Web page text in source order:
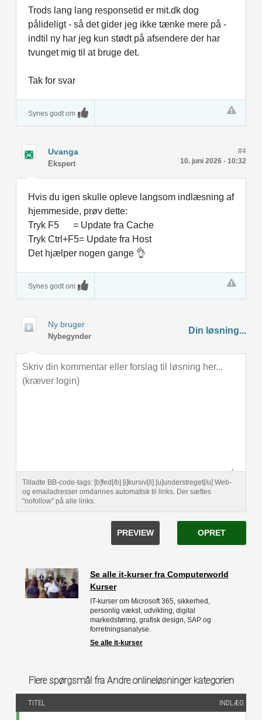
Trods lang lang responsetid er mit.dk dog
pålideligt - så det gider jeg ikke tænke mere på -
indtil ny har jeg kun stødt på afsendere der har
tvunget mig til at bruge det.
Tak for svar
Synes godt om
Uvanga
Ekspert 10. juni 2026 - 10:32
#4
Hvis du igen skulle opleve langsom indlæsning af
hjemmeside, prøv dette:
Tryk F5 = Update fra Cache
Tryk Ctrl+F5= Update fra Host
Det hjælper nogen gange 👌
Synes godt om
Ny bruger
Nybegynder
Din løsning...
Tilladte BB-code-tags: [b]fed[/b] [i]kursiv[/i] [u]understreget[/u] Web-
og emailadresser omdannes automatisk til links. Der sættes
"nofollow" på alle links.
OPRET
PREVIEW
Se alle it-kurser fra Computerworld
Kurser
IT-kurser om Microsoft 365, sikkerhed,
personlig vækst, udvikling, digital
markedsføring, grafisk design, SAP og
forretningsanalyse.
Se alle it-kurser
Flere spørgsmål fra Andre onlineløsninger kategorien
TITEL INDLÆG